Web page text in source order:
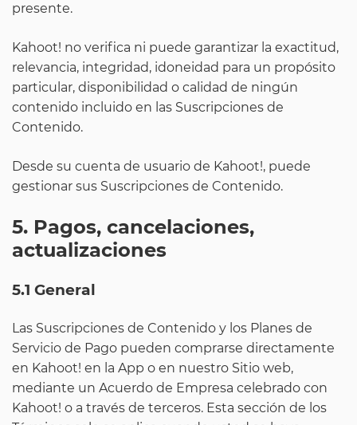
presente.
Kahoot! no verifica ni puede garantizar la exactitud,
relevancia, integridad, idoneidad para un propósito
particular, disponibilidad o calidad de ningún
contenido incluido en las Suscripciones de
Contenido.
Desde su cuenta de usuario de Kahoot!, puede
gestionar sus Suscripciones de Contenido.
5. Pagos, cancelaciones,
actualizaciones
5.1 General
Las Suscripciones de Contenido y los Planes de
Servicio de Pago pueden comprarse directamente
en Kahoot! en la App o en nuestro Sitio web,
mediante un Acuerdo de Empresa celebrado con
Kahoot! o a través de terceros. Esta sección de los